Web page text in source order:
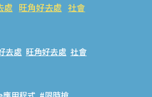
處 旺角好去處 社會
去處 旺角好去處 社會